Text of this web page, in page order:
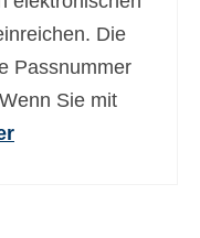
Die
Passnummer
Sie mit